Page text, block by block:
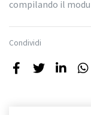
compilando il
Condividi